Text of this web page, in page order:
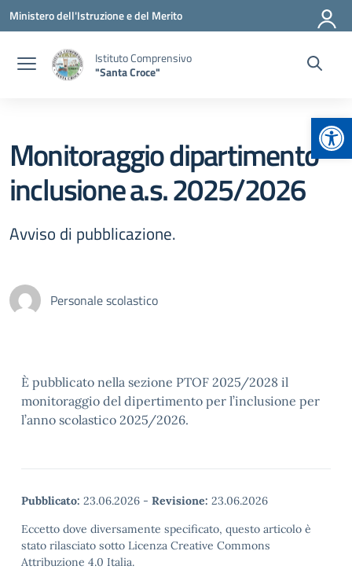
Vai ai contenuti
Vai al menu di navigazione
Vai al footer
Ministero dell'Istruzione e del Merito
Istituto Comprensivo
"Santa Croce"
Monitoraggio dipartimento
inclusione a.s. 2025/2026
Avviso di pubblicazione.
Personale scolastico
È pubblicato nella sezione PTOF 2025/2028 il
monitoraggio del dipertimento per l’inclusione per
l’anno scolastico 2025/2026.
Pubblicato: 23.06.2026 - Revisione: 23.06.2026
Eccetto dove diversamente specificato, questo articolo è
stato rilasciato sotto Licenza Creative Commons
Attribuzione 4.0 Italia.